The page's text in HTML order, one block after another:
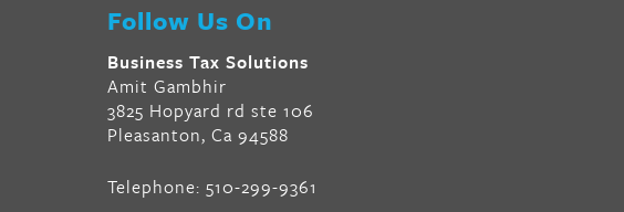
Follow Us On
Business Tax Solutions
Amit Gambhir
3825 Hopyard rd ste 106
Pleasanton, Ca 94588
Telephone: 510-299-9361